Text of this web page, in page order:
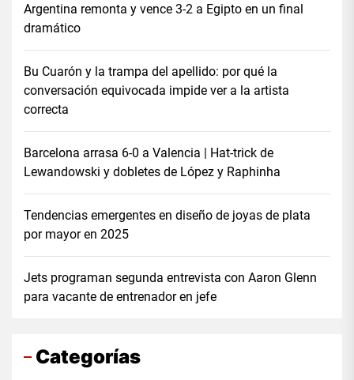
Argentina remonta y vence 3-2 a Egipto en un final
dramático
Bu Cuarón y la trampa del apellido: por qué la
conversación equivocada impide ver a la artista
correcta
Barcelona arrasa 6-0 a Valencia | Hat-trick de
Lewandowski y dobletes de López y Raphinha
Tendencias emergentes en diseño de joyas de plata
por mayor en 2025
Jets programan segunda entrevista con Aaron Glenn
para vacante de entrenador en jefe
Categorías